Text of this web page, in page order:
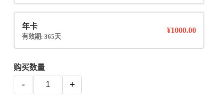
年卡
有效期: 365天
¥1000.00
购买数量
- +